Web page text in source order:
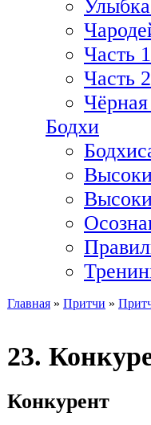
Часть 1
Часть 2
Бодхи
Главная » Притчи »
23.
Конкурент